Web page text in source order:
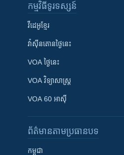
កម្មវិធី​ទូរទស្សន៍
វីដេអូ​ខ្មែរ
វ៉ាស៊ីនតោន​ថ្ងៃ​នេះ
VOA ថ្ងៃនេះ
VOA ​វិទ្យាសាស្ត្រ
VOA 60 អាស៊ី
ព័ត៌មាន​តាមប្រធានបទ​
កម្ពុជា